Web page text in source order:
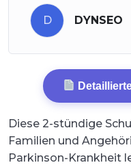
D DYNSEO
Diese 2-stündige
Familien und
Parkinson-Krankheit